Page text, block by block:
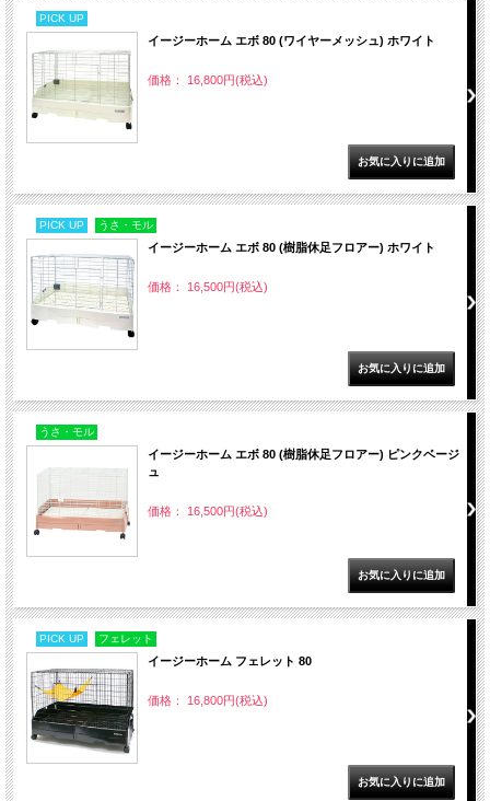
PICK UP
イージーホーム エボ 80 (ワイヤーメッシュ) ホワイト
価格： 16,800円(税込)
PICK UP うさ・モル
イージーホーム エボ 80 (樹脂休足フロアー) ホワイト
価格： 16,500円(税込)
うさ・モル
イージーホーム エボ 80 (樹脂休足フロアー) ピンクベージ
ュ
価格： 16,500円(税込)
PICK UP フェレット
イージーホーム フェレット 80
価格： 16,800円(税込)